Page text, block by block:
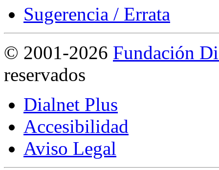
Sugerencia / Errata
© 2001-2026 Fundación
reservados
Dialnet Plus
Accesibilidad
Aviso Legal